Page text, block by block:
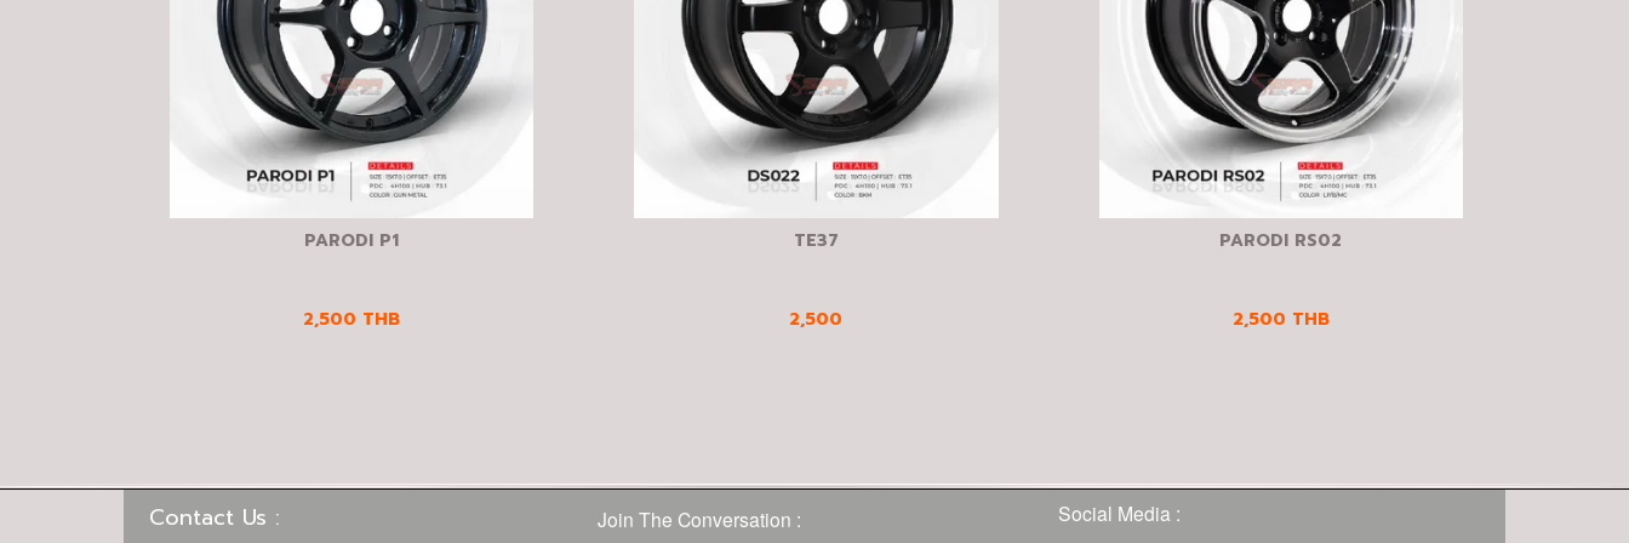
PARODI P1
2,500 THB
TE37
2,500
PARODI RS02
2,500 THB
Contact Us : Join The Conversation : Social Media :